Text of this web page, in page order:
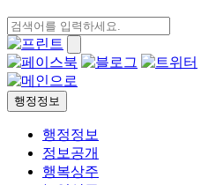
행정정보
행정정보
정보공개
행복상주